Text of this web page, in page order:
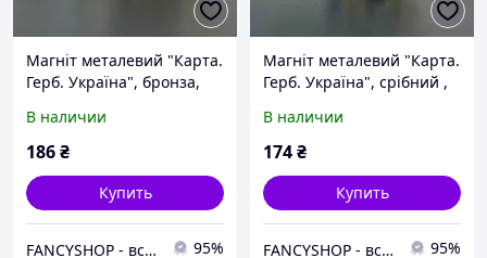
Магніт металевий "Карта.
Герб. Україна", бронза,
В наличии
186₴
Купить
FANCYSHOP - все для свята 95%
Магніт металевий "Карта.
Герб. Україна", срібний ,
В наличии
174₴
Купить
FANCYSHOP - все для свята 95%